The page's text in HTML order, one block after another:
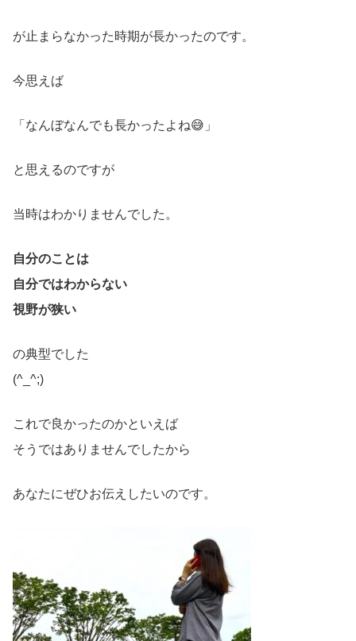
が止まらなかった時期が長かったのです。
今思えば
「なんぼなんでも長かったよね😅」
と思えるのですが
当時はわかりませんでした。
自分のことは
自分ではわからない
視野が狭い
の典型でした
(^_^;)
これで良かったのかといえば
そうではありませんでしたから
あなたにぜひお伝えしたいのです。